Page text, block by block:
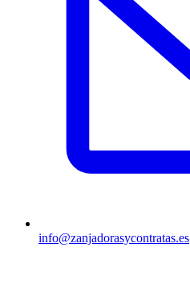
info@zanjadorasycontratas.es